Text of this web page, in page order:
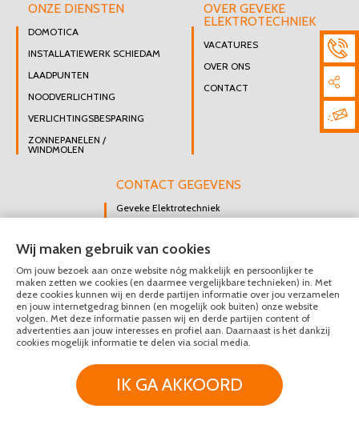
ONZE DIENSTEN
DOMOTICA
INSTALLATIEWERK SCHIEDAM
LAADPUNTEN
NOODVERLICHTING
VERLICHTINGSBESPARING
ZONNEPANELEN /
WINDMOLEN
OVER GEVEKE
ELEKTROTECHNIEK
VACATURES
OVER ONS
CONTACT
CONTACT GEGEVENS
Geveke Elektrotechniek
3112 GK Schiedam
DIRECT CONTACT
OPNEMEN
010 426 8447
MAIL ONS
© Geveke Elektrotechniek 2020 - 2026
Algemene Voorwaarden
Wij maken gebruik van cookies
Om jouw bezoek aan onze website nóg makkelijk en persoonlijker te
maken zetten we cookies (en daarmee vergelijkbare technieken) in. Met
deze cookies kunnen wij en derde partijen informatie over jou verzamelen
en jouw internetgedrag binnen (en mogelijk ook buiten) onze website
volgen. Met deze informatie passen wij en derde partijen content of
advertenties aan jouw interesses en profiel aan. Daarnaast is het dankzij
cookies mogelijk informatie te delen via social media.
IK GA AKKOORD